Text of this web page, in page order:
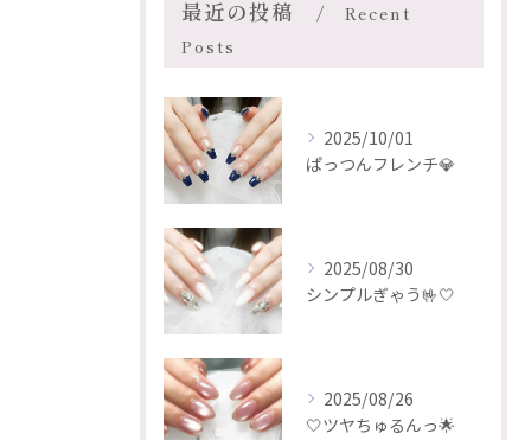
最近の投稿
Recent
Posts
2025/10/01
ぱっつんフレンチ💎
2025/08/30
シンプルぎゃう🤟🤍
2025/08/26
🤍ツヤちゅるんっ🌟